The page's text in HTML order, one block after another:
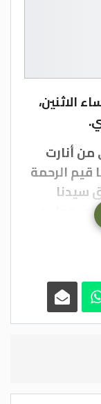
الاثنين،
من أنارت
قيم الرحمة
سيدنا
مولده